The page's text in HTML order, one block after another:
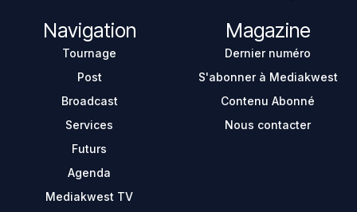
Navigation
Tournage
Post
Broadcast
Services
Futurs
Agenda
Mediakwest TV
Magazine
Dernier numéro
S'abonner à Mediakwest
Contenu Abonné
Nous contacter